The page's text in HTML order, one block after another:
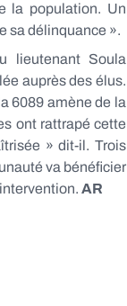
la population. Un
sa délinquance ».
lieutenant Soula
auprès des élus.
6089 amène de la
ont rattrapé cette
» dit-il. Trois
va bénéficier
AR